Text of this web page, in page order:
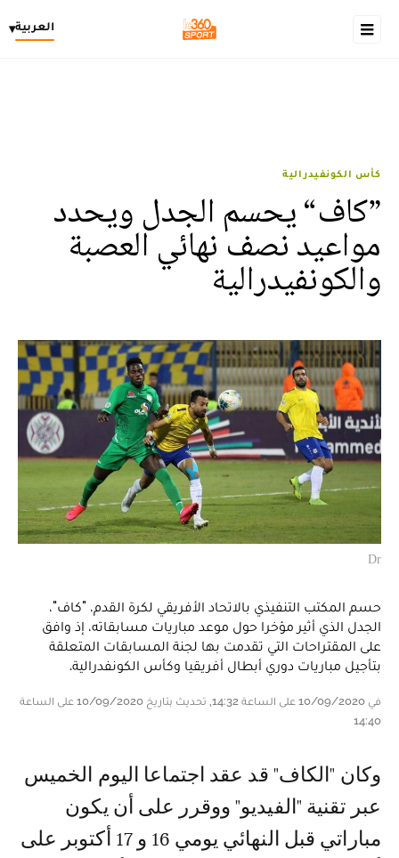
العربية▾
كأس الكونفيدرالية
”كاف“ يحسم الجدل ويحدد
مواعيد نصف نهائي العصبة
والكونفيدرالية
Dr
حسم المكتب التنفيذي بالاتحاد الأفريقي لكرة القدم، "كاف"،
الجدل الذي أثير مؤخرا حول موعد مباريات مسابقاته، إذ وافق
على المقتراحات التي تقدمت بها لجنة المسابقات المتعلقة
بتأجيل مباريات دوري أبطال أفريقيا وكأس الكونفدرالية.
في 10/09/2020 على الساعة 14:32, تحديث بتاريخ 10/09/2020 على الساعة
14:40
وكان "الكاف" قد عقد اجتماعا اليوم الخميس
عبر تقنية "الفيديو" ووقرر على أن يكون
مباراتي قبل النهائي يومي 16 و 17 أكتوبر على